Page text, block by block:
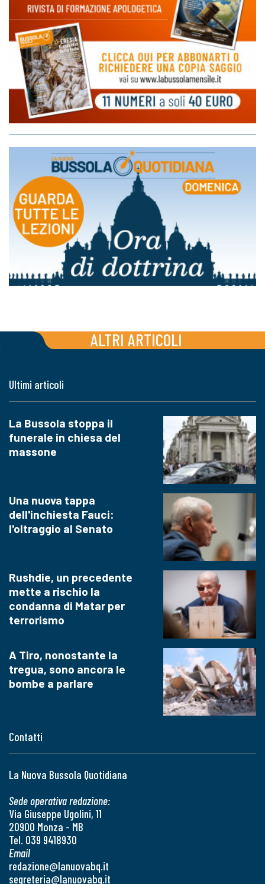
ALTRI ARTICOLI
Contatti
La Nuova Bussola Quotidiana
Sede operativa redazione:
Via Giuseppe Ugolini, 11
20900 Monza - MB
Tel. 039 9418930
Email
redazione@lanuovabq.it
segreteria@lanuovabq.it
Ultimi articoli
La Bussola stoppa il
funerale in chiesa del
massone
Una nuova tappa
dell'inchiesta Fauci:
l'oltraggio al Senato
Rushdie, un precedente
mette a rischio la
condanna di Matar per
terrorismo
A Tiro, nonostante la
tregua, sono ancora le
bombe a parlare